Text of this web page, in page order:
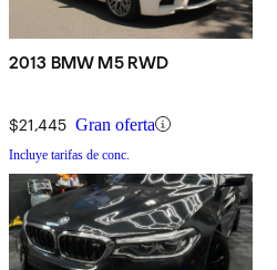
2013 BMW M5 RWD
$21,445 Gran oferta
Incluye tarifas de conc.